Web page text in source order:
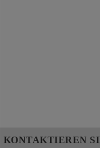
KONTAKTIEREN